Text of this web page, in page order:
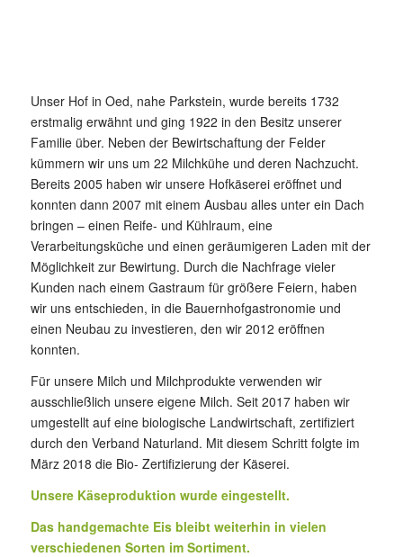
Unser Hof in Oed, nahe Parkstein, wurde bereits 1732
erstmalig erwähnt und ging 1922 in den Besitz unserer
Familie über. Neben der Bewirtschaftung der Felder
kümmern wir uns um 22 Milchkühe und deren Nachzucht.
Bereits 2005 haben wir unsere Hofkäserei eröffnet und
konnten dann 2007 mit einem Ausbau alles unter ein Dach
bringen – einen Reife- und Kühlraum, eine
Verarbeitungsküche und einen geräumigeren Laden mit der
Möglichkeit zur Bewirtung. Durch die Nachfrage vieler
Kunden nach einem Gastraum für größere Feiern, haben
wir uns entschieden, in die Bauernhofgastronomie und
einen Neubau zu investieren, den wir 2012 eröffnen
konnten.
Für unsere Milch und Milchprodukte verwenden wir
ausschließlich unsere eigene Milch. Seit 2017 haben wir
umgestellt auf eine biologische Landwirtschaft, zertifiziert
durch den Verband Naturland. Mit diesem Schritt folgte im
März 2018 die Bio- Zertifizierung der Käserei.
Unsere Käseproduktion wurde eingestellt.
Das handgemachte Eis bleibt weiterhin in vielen
verschiedenen Sorten im Sortiment.